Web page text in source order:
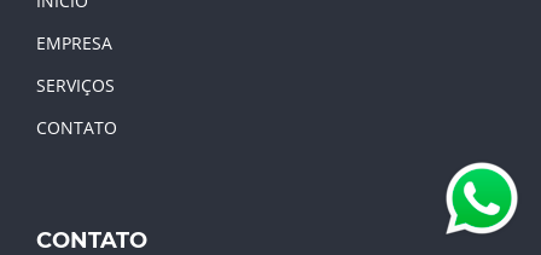
EMPRESA
SERVIÇOS
CONTATO
CONTATO